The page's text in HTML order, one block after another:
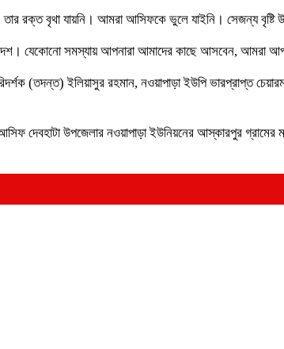
রক্ত বৃথা যায়নি। আমরা আসিফকে ভুলে যাইনি। সেজন্য বৃষ্টি
যেকোনো সমস্যায় আপনারা আমাদের কাছে আসবেন, আমরা
(তদন্ত) ইলিয়াসুর রহমান, নওয়াপাড়া ইউপি ভারপ্রাপ্ত
উপজেলার নওয়াপাড়া ইউনিয়নের আস্কারপুর গ্রামের